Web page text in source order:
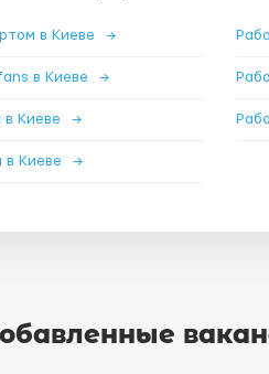
в Киеве →
в Киеве →
в Киеве →
в Киеве →